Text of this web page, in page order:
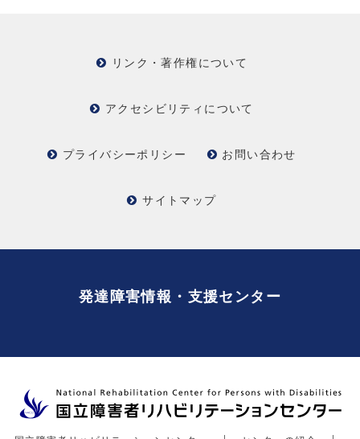
リンク・著作権について
アクセシビリティについて
プライバシーポリシー お問い合わせ
サイトマップ
発達障害情報・支援センター